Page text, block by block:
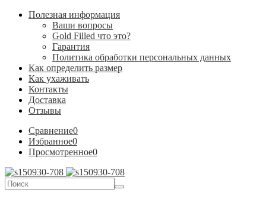
Полезная информация
Ваши вопросы
Gold Filled что это?
Гарантия
Политика обработки персональных данных
Как определить размер
Как ухаживать
Контакты
Доставка
Отзывы
Сравнение0
Избранное0
Просмотренное0